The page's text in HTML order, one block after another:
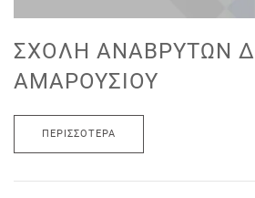
ΣΧΟΛΉ ΑΝΑΒΡΎΤΩΝ
ΑΜΑΡΟΥΣΊΟΥ
ΠΕΡΙΣΣΌΤΕΡΑ